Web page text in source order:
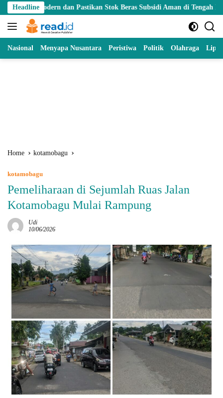
Skip
to
content
Headline
dan Pastikan Stok Beras Subsidi Aman di Tengah Musim Kemarau
Nasional Menyapa Nusantara Peristiwa Politik Olahraga
Home kotamobagu
kotamobagu
Pemeliharaan di Sejumlah Ruas Jalan
Kotamobagu Mulai Rampung
Udi
10/06/2026